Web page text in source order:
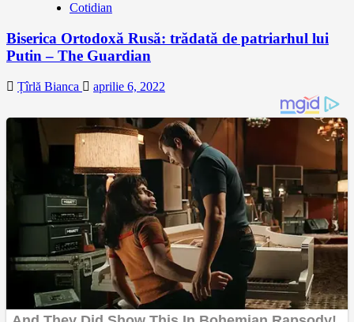
Cotidian
Biserica Ortodoxă Rusă: trădată de patriarhul lui
Putin – The Guardian
Țîrlă Bianca aprilie 6, 2022